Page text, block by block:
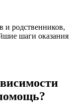
и родственников,
шаги оказания